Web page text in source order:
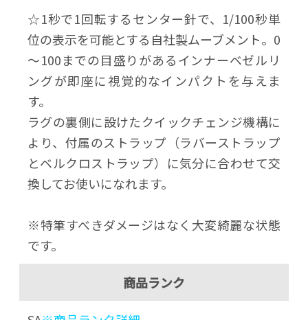
☆1秒で1回転するセンター針で、1/100秒単
位の表示を可能とする自社製ムーブメント。0
～100までの目盛りがあるインナーベゼルリ
ングが即座に視覚的なインパクトを与えま
す。
ラグの裏側に設けたクイックチェンジ機構に
より、付属のストラップ（ラバーストラップ
とベルクロストラップ）に気分に合わせて交
換してお使いになれます。
※特筆すべきダメージはなく大変綺麗な状態
です。
商品ランク